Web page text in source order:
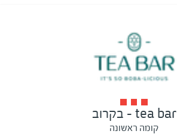
tea bar - בקרוב
קומה ראשונה